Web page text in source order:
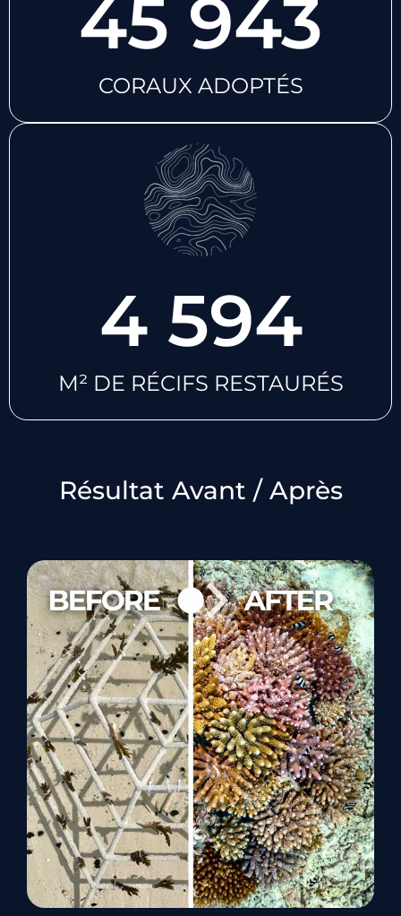
CORAUX ADOPTÉS
45 943
M² DE RÉCIFS RESTAURÉS
4 594
Résultat Avant / Après